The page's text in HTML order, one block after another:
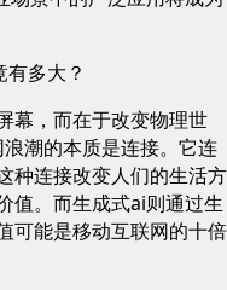
多大？
，而在于改变物理世
潮的本质是连接。它连
种连接改变人们的生活方
值。而生成式ai则通过生
可能是移动互联网的十倍